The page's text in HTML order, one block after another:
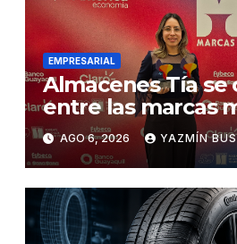
EMPRESARIAL
Almacenes Tía se
entre las marcas
influyentes del
AGO 6, 2026 YAZMÍN